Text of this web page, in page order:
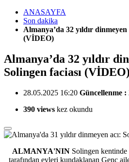
ANASAYFA
Son dakika
Almanya’da 32 yıldır dinmeyen
(VİDEO)
Almanya’da 32 yıldır
Solingen faciası (VİDEO)
28.05.2025 16:20 Güncellenme :
390 views kez okundu
ALMANYA'NIN Solingen kentinde
tarafından evleri kundaklanan Genç